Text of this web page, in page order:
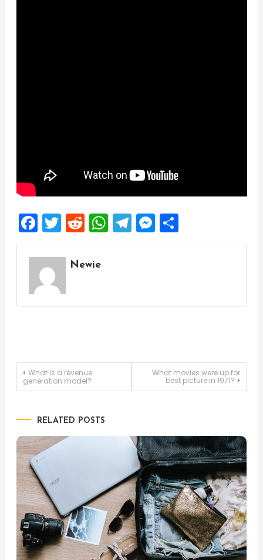
Facebook
Twitter
Reddit
WhatsApp
Telegram
Messenger
Share
Newie
Post
What is a revenue
generation model?
What movies were up for
best picture in 1971?
RELATED POSTS